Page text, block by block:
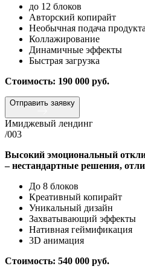
до 12 блоков
Авторский копирайт
Необычная подача продукта
Коллажирование
Динамичные эффекты
Быстрая загрузка
Стоимость: 190 000 руб.
Отправить заявку
Имиджевый лендинг
/003
Высокий эмоциональный
– нестандартные решения,
До 8 блоков
Креативный копирайт
Уникальный дизайн
Захватывающий эффекты
Нативная геймификация
3D анимация
Стоимость: 540 000 руб.